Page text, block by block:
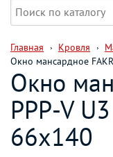
Главная Кровля
Окно мансардное
Окно
PPP-V
66х140